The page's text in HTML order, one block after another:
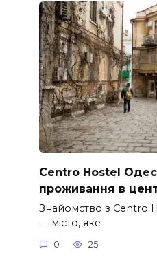
Centro Hostel
проживання в
Знайомство з Centro
— місто, яке
0 25